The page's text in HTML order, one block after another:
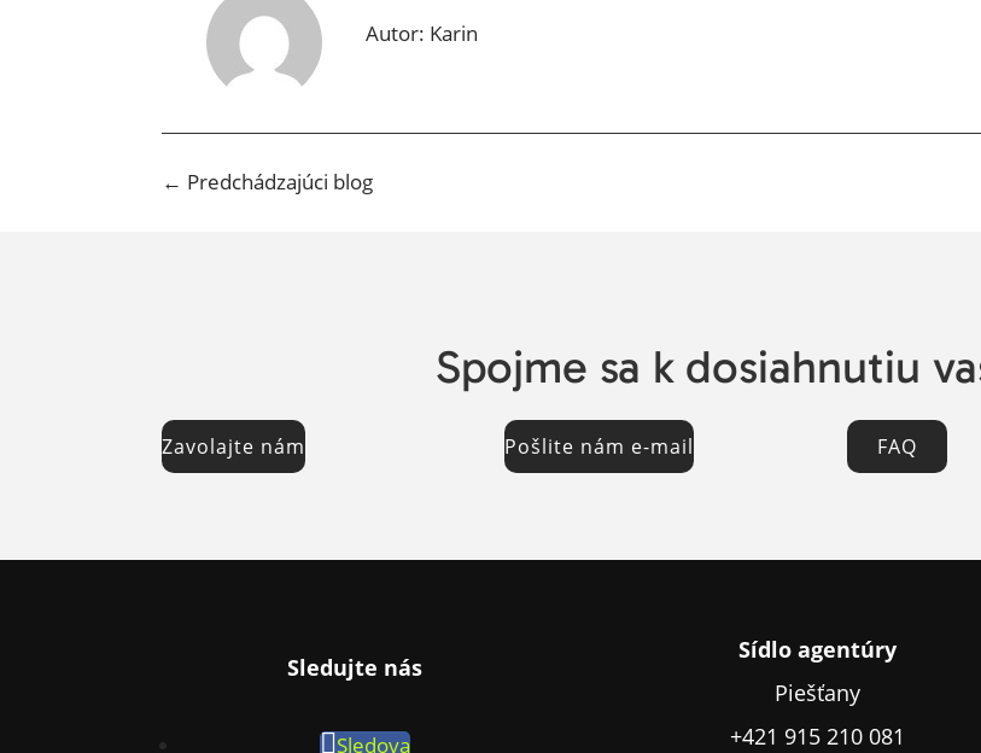
Autor: Karin
← Predchádzajúci blog
Spojme sa k dosiahnutiu
Zavolajte nám Pošlite nám e-mail FAQ
Sledujte nás
Sledova
Sídlo agentúry
Piešťany
+421 915 210 081